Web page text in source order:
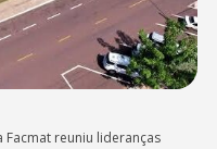
reuniu lideranças